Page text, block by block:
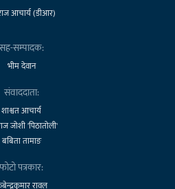
आचार्य (डीआर)
सह-सम्पादक:
भीम देवान
संवाददाता:
शाश्वत आचार्य
जोशी 'पिठातोली'
बबिता तामाङ
फोटो पत्रकार:
रावल